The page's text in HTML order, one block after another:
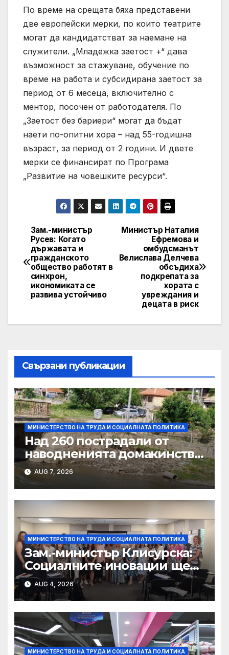
По време на срещата бяха представени
две европейски мерки, по които театрите
могат да кандидатстват за наемане на
служители. „Младежка заетост +“ дава
възможност за стажуване, обучение по
време на работа и субсидирана заетост за
период от 6 месеца, включително с
ментор, посочен от работодателя. По
„Заетост без бариери“ могат да бъдат
наети по-опитни хора – над 55-годишна
възраст, за период от 2 години. И двете
мерки се финансират по Програма
„Развитие на човешките ресурси“.
Post
navigation
Министър Наталия
Ефремова и
омбудсманът
Велислава Делчева
обсъдиха
подкрепата за
хората с
увреждания и
децата в риск
Зам.-министър
Русев: Когато
държавата и
гражданското
общество работят в
синхрон,
икономиката се
развива устойчиво
Свързани публикации
МИНИСТЕРСТВО НА ТРУДА И СОЦИАЛНАТА ПОЛИТИКА
Над 260 пострадали от
наводненията домакинства
са подкрепени от МТСП
AUG 7, 2026
МИНИСТЕРСТВО НА ТРУДА И СОЦИАЛНАТА ПОЛИТИКА
Зам.-министър Клисурска:
Социалните иновации ще
достигат до повече хора
благодарение на методика
на МТСП
AUG 4, 2026
МИНИСТЕРСТВО НА ТРУДА И СОЦИАЛНАТА ПОЛИТИКА